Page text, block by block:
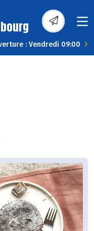
: Vendredi 09:00